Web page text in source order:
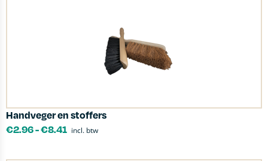
Handveger en stoffers
€2.96-€8.41 incl. btw